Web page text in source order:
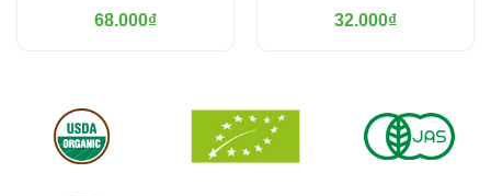
68.000₫
32.000₫